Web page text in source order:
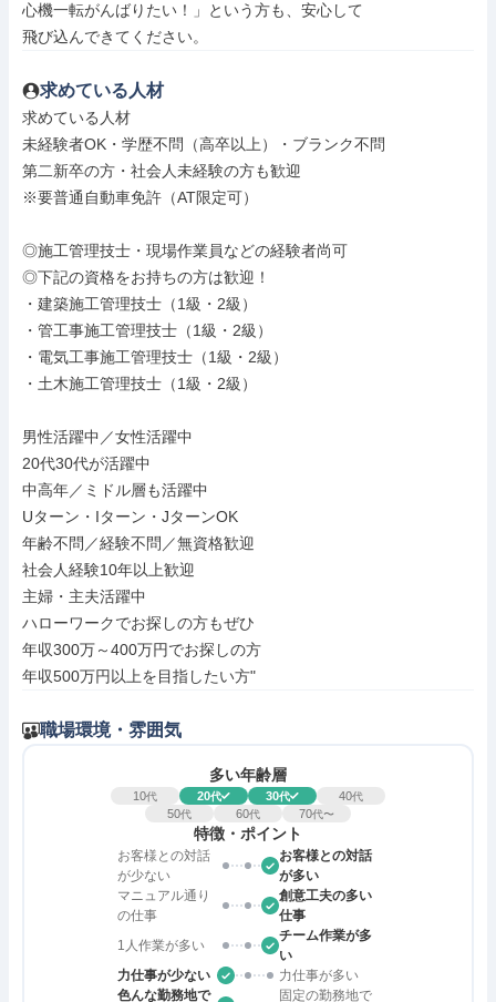
心機一転がんばりたい！」という方も、安心して
飛び込んできてください。
求めている人材
求めている人材
未経験者OK・学歴不問（高卒以上）・ブランク不問
第二新卒の方・社会人未経験の方も歓迎
※要普通自動車免許（AT限定可）
◎施工管理技士・現場作業員などの経験者尚可
◎下記の資格をお持ちの方は歓迎！
・建築施工管理技士（1級・2級）
・管工事施工管理技士（1級・2級）
・電気工事施工管理技士（1級・2級）
・土木施工管理技士（1級・2級）
男性活躍中／女性活躍中
20代30代が活躍中
中高年／ミドル層も活躍中
Uターン・Iターン・JターンOK
年齢不問／経験不問／無資格歓迎
社会人経験10年以上歓迎
主婦・主夫活躍中
ハローワークでお探しの方もぜひ
年収300万～400万円でお探しの方
年収500万円以上を目指したい方"
職場環境・雰囲気
多い年齢層
10代 20代 30代 40代
50代 60代 70代〜
特徴・ポイント
お客様との対話
が少ない
お客様との対話
が多い
マニュアル通り
の仕事
創意工夫の多い
仕事
1人作業が多い
チーム作業が多
い
力仕事が少ない
力仕事が多い
色んな勤務地で
固定の勤務地で